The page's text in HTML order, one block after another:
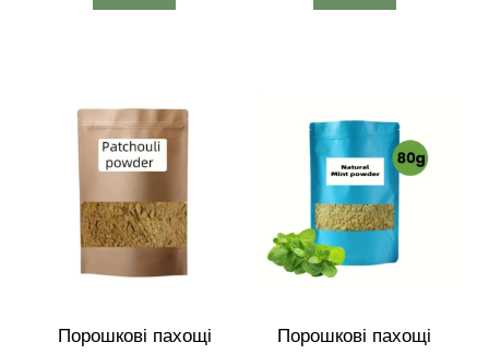
Порошкові пахощі
Порошкові пахощі